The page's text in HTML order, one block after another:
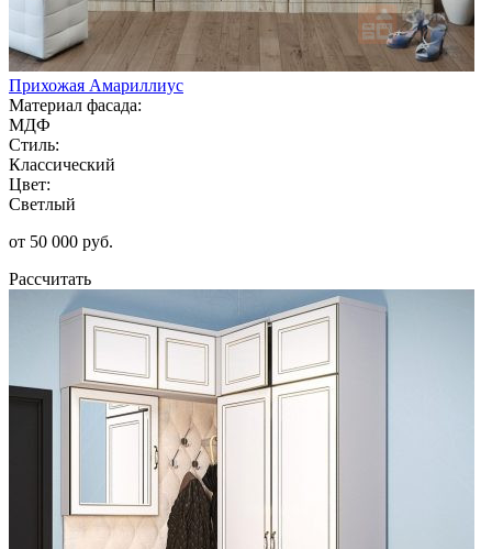
Прихожая Амариллиус
Материал фасада:
МДФ
Стиль:
Классический
Цвет:
Светлый
от 50 000 руб.
Рассчитать